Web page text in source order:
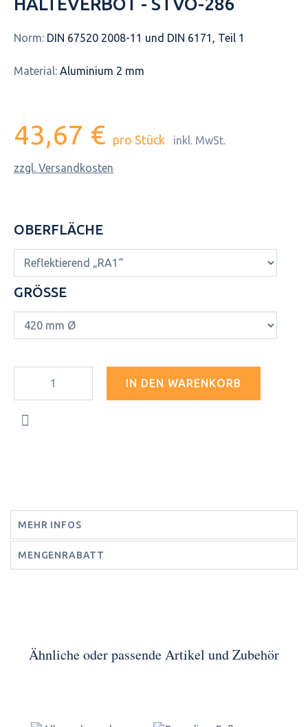
Norm: DIN 67520 2008-11 und DIN 6171, Teil 1
Material: Aluminium 2 mm
43,67 € pro Stück inkl. MwSt.
zzgl. Versandkosten
OBERFLÄCHE
GRÖSSE
IN DEN WARENKORB
MEHR INFOS
MENGENRABATT
Ähnliche oder passende Artikel und Zubehör